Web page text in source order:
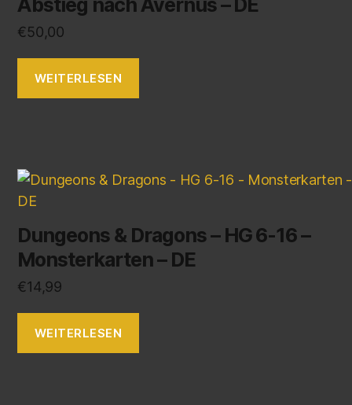
Abstieg nach Avernus – DE
€50,00
WEITERLESEN
Dungeons & Dragons – HG 6-16 –
Monsterkarten – DE
€14,99
WEITERLESEN